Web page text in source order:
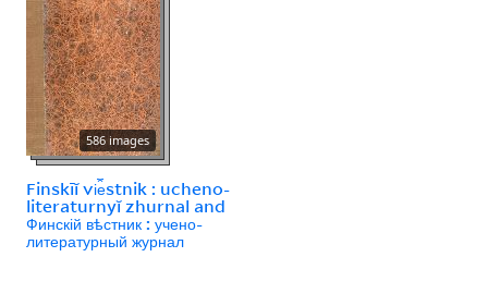
586 images
Finskīĭ vi︠e︡stnik : ucheno-
literaturnyĭ zhurnal and
Финскій вѣстник : учено-
литературный журнал